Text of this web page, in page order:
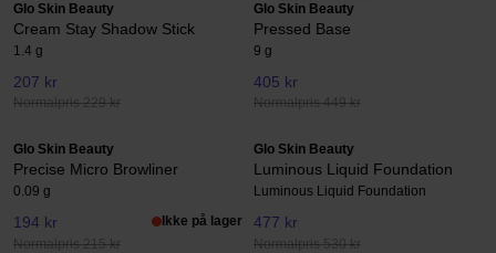
Glo Skin Beauty
Cream Stay Shadow Stick
1.4 g
207 kr
Normalpris 229 kr
Glo Skin Beauty
Pressed Base
9 g
405 kr
Normalpris 449 kr
Glo Skin Beauty
Precise Micro Browliner
0.09 g
194 kr
Normalpris 215 kr
Ikke på lager
Glo Skin Beauty
Luminous Liquid Foundation
Luminous Liquid Foundation
477 kr
Normalpris 530 kr